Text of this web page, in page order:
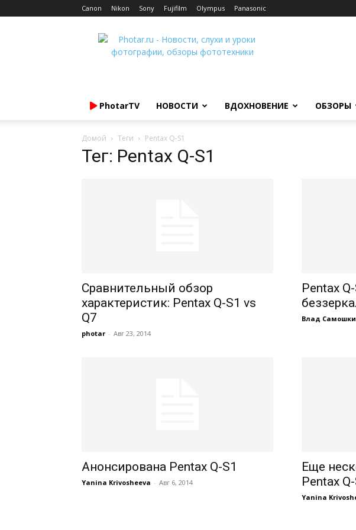
Canon Nikon Sony Fujifilm Olympus Panasonic
Photar.ru
PhotarTV НОВОСТИ ВДОХНОВЕНИЕ ОБЗОРЫ
Домой Теги Pentax Q-S1
Тег: Pentax Q-S1
Сравнительный обзор
характеристик: Pentax Q-S1 vs
Q7
photar - Авг 23, 2014
Pentax
Влад
Анонсирована Pentax Q-S1
Yanina Krivosheeva - Авг 6, 2014
Еще
Pentax
Yanina